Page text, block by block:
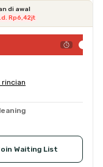
di awal
Rp6,42jt
rincian
Waiting List